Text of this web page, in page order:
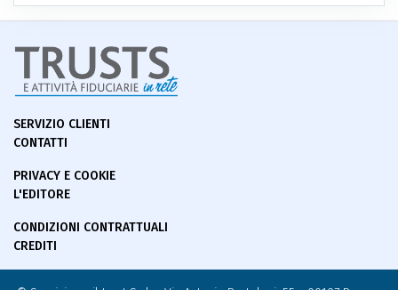
SERVIZIO CLIENTI
CONTATTI
PRIVACY E COOKIE
L'EDITORE
CONDIZIONI CONTRATTUALI
CREDITI